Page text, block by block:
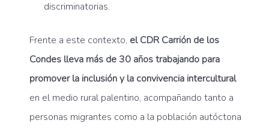
discriminatorias.
Frente a este contexto, el CDR Carrión de los
Condes lleva más de 30 años trabajando para
promover la inclusión y la convivencia intercultural
en el medio rural palentino, acompañando tanto a
personas migrantes como a la población autóctona